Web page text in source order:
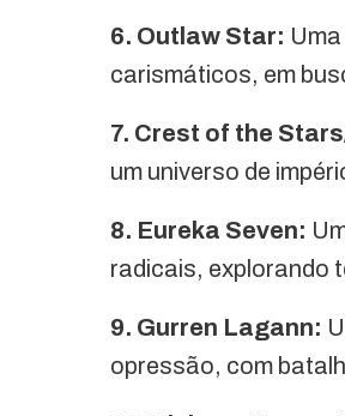
6. Outlaw Star:
carismáticos, em
7. Crest of the
um universo de
8. Eureka Seven:
radicais, explorando
9. Gurren Lagann:
opressão, com